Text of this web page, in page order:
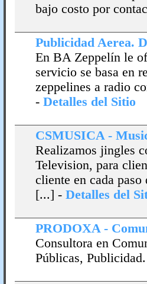
bajo costo por
Publicidad Aerea.
En BA Zeppelín le
servicio se basa en
zeppelines a radio
- Detalles del Sitio
CSMUSICA -
Realizamos jingles
Television, para
cliente en cada paso
[...] - Detalles del
PRODOXA -
Consultora en
Públicas, Publicidad.